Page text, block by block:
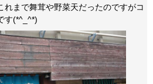
れまで舞茸や野菜天だったのですがコ
す(*^_^*)